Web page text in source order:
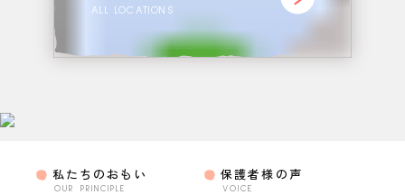
ALL LOCATIONS
私たちのおもい
OUR PRINCIPLE
保護者様の声
VOICE